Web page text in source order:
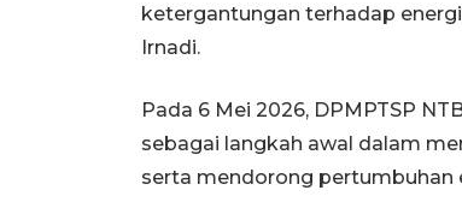
ketergantungan terhadap
Irnadi.
Pada 6 Mei 2026, DPMPTSP
sebagai langkah awal dalam
serta mendorong pertumbuhan